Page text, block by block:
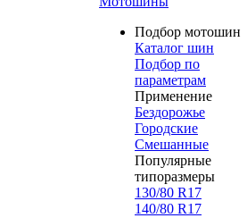
Подбор мотошин
Каталог шин
Подбор по
параметрам
Применение
Бездорожье
Городские
Смешанные
Популярные
типоразмеры
130/80 R17
140/80 R17